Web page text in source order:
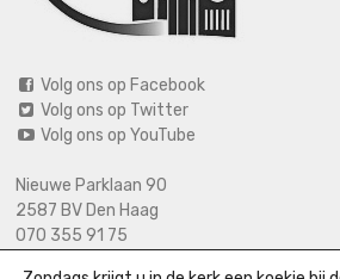
Volg ons op Facebook
Volg ons op Twitter
Volg ons op YouTube
Nieuwe Parklaan 90
2587 BV Den Haag
070 355 91 75
06 2125 2720 (bij calamiteiten)